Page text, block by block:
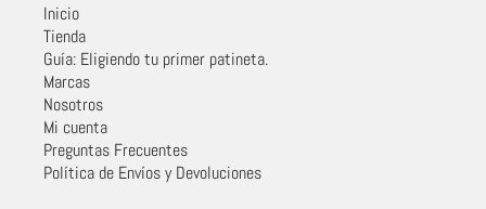
Inicio
Tienda
Guía: Eligiendo tu primer patineta.
Marcas
Nosotros
Mi cuenta
Preguntas Frecuentes
Política de Envíos y Devoluciones